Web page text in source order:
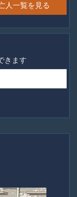
人一覧を見る
きます